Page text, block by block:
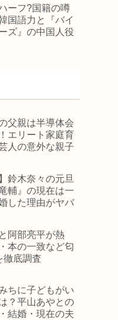
ーフ?国籍の噂
国語力と『バイ
ズ』の中国人役
父親は半導体会
エリート家庭育
人の意外な親子
鈴木奈々の元旦
輔』の現在は一
した理由がヤバ
阿部亮平が熱
本の一致など匂
徹底調査
ちに子どもがい
？平山あやとの
結婚・現在の夫